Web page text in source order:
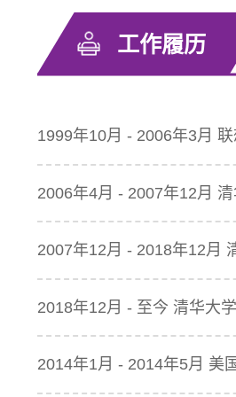
工作履历
1999年10月 - 2006年3月
2006年4月 - 2007年12月
2007年12月 - 2018年12月
2018年12月 - 至今 清华大
2014年1月 - 2014年5月 美